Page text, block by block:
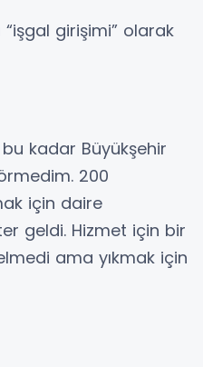
girişimi” olarak
bu kadar Büyükşehir
200
için daire
geldi. Hizmet için bir
ama yıkmak için